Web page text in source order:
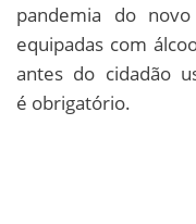
pandemia do
equipadas com
antes do cidadão
é obrigatório.